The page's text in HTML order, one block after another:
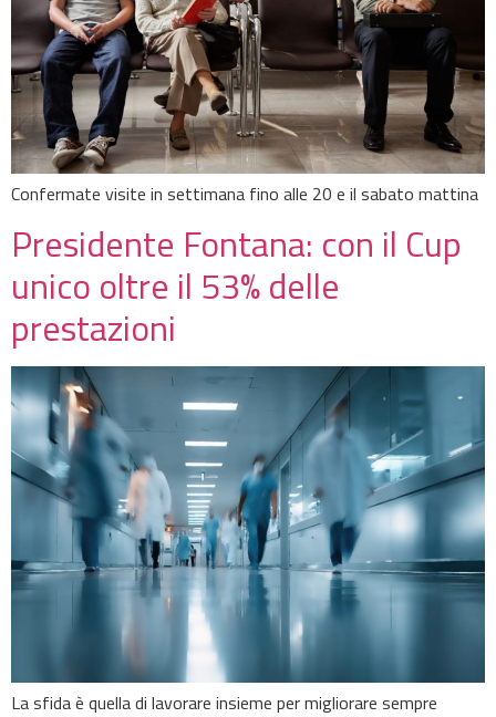
Confermate visite in settimana fino alle 20 e il sabato mattina
Presidente Fontana: con il Cup
unico oltre il 53% delle
prestazioni
La sfida è quella di lavorare insieme per migliorare sempre